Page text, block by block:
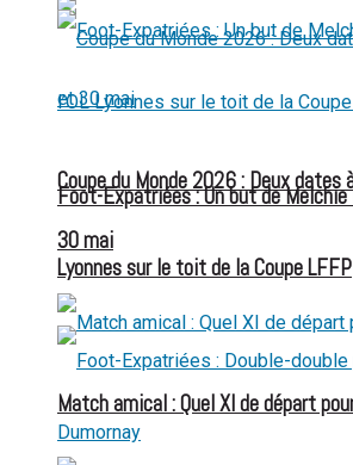
Foot-Expatriées : Un but de Melchie
Lyonnes sur le toit de la Coupe LFFP
Coupe du Monde 2026 : Deux
30 mai
Match amical : Quel XI de départ